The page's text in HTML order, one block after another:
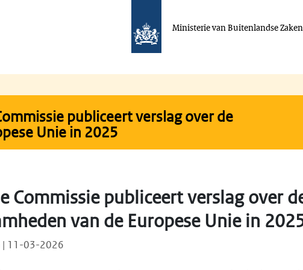
Ministerie van Buitenlandse Zaken
publiceert verslag over de
Unie in 2025
Commissie publiceert verslag over
van de Europese Unie in
| 11-03-2026